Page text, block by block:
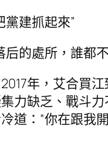
建抓起來”
的處所，誰都
年，艾合買
力缺乏、戰斗
道：“你在跟